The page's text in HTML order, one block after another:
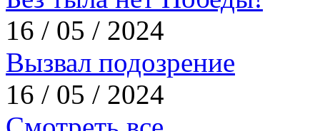
16 / 05 / 2024
Вызвал подозрение
16 / 05 / 2024